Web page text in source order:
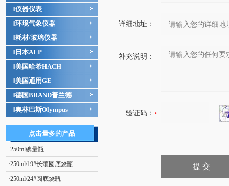
仪器仪表
环境气象仪器
耗材/玻璃仪器
日本ALP
美国哈希HACH
美国通用GE
德国BRAND普兰德
奥林巴斯Olympus
点击量多的产品
·250ml碘量瓶
·250ml/19#长颈圆底烧瓶
·250ml/24#圆底烧瓶
详细地址：
补充说明：
验证码：